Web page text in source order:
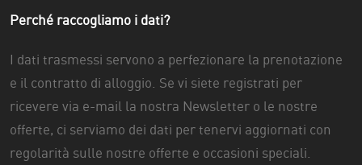
Perché raccogliamo i dati?
I dati trasmessi servono a perfezionare la prenotazione
e il contratto di alloggio. Se vi siete registrati per
ricevere via e-mail la nostra Newsletter o le nostre
offerte, ci serviamo dei dati per tenervi aggiornati con
regolarità sulle nostre offerte e occasioni speciali.